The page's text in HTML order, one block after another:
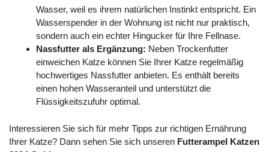
Wasser, weil es ihrem natürlichen Instinkt entspricht. Ein
Wasserspender in der Wohnung ist nicht nur praktisch,
sondern auch ein echter Hingucker für Ihre Fellnase.
Nassfutter als Ergänzung: Neben Trockenfutter
einweichen Katze können Sie Ihrer Katze regelmäßig
hochwertiges Nassfutter anbieten. Es enthält bereits
einen hohen Wasseranteil und unterstützt die
Flüssigkeitszufuhr optimal.
Interessieren Sie sich für mehr Tipps zur richtigen Ernährung
Ihrer Katze? Dann sehen Sie sich unseren Futterampel Katzen